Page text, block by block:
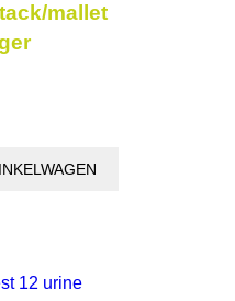
mallet